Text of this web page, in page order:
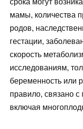
мамы, количества
родов,
гестации,
скорость
исследованиям,
беременность или
правило, связано с
включая